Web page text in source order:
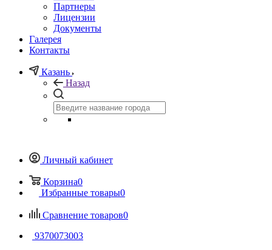
Партнеры
Лицензии
Документы
Галерея
Контакты
Казань
Назад
Личный кабинет
Корзина0
Избранные товары0
Сравнение товаров0
9370073003